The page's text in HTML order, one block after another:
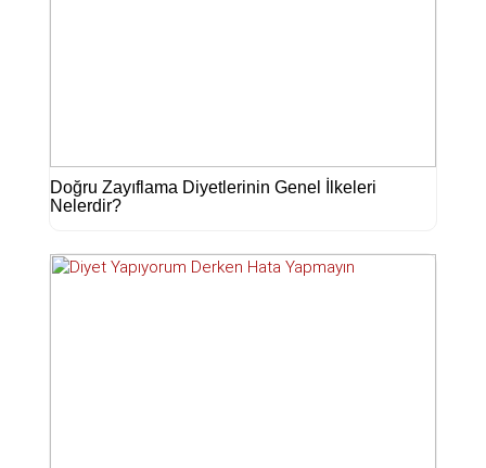
Doğru Zayıflama Diyetlerinin Genel İlkeleri
Nelerdir?